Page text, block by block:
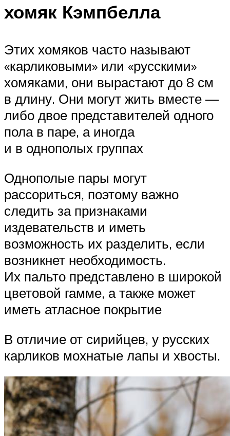
хомяк Кэмпбелла
Этих хомяков часто называют
«карликовыми» или «русскими»
хомяками, они вырастают до 8 см
в длину. Они могут жить вместе —
либо двое представителей одного
пола в паре, а иногда
и в однополых группах
Однополые пары могут
рассориться, поэтому важно
следить за признаками
издевательств и иметь
возможность их разделить, если
возникнет необходимость.
Их пальто представлено в широкой
цветовой гамме, а также может
иметь атласное покрытие
В отличие от сирийцев, у русских
карликов мохнатые лапы и хвосты.